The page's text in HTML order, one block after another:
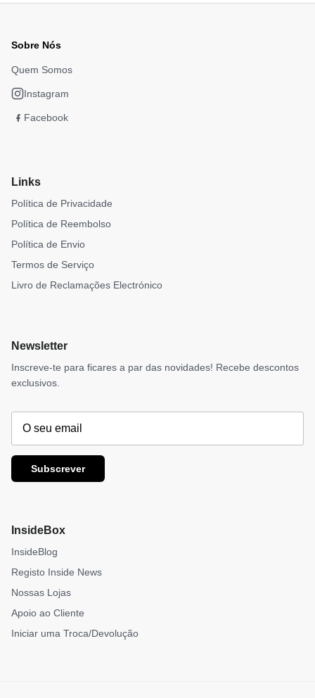
Sobre Nós
Quem Somos
Instagram
Facebook
Links
Política de Privacidade
Política de Reembolso
Política de Envio
Termos de Serviço
Livro de Reclamações Electrónico
Newsletter
Inscreve-te para ficares a par das novidades! Recebe descontos
exclusivos.
Subscrever
InsideBox
InsideBlog
Registo Inside News
Nossas Lojas
Apoio ao Cliente
Iniciar uma Troca/Devolução